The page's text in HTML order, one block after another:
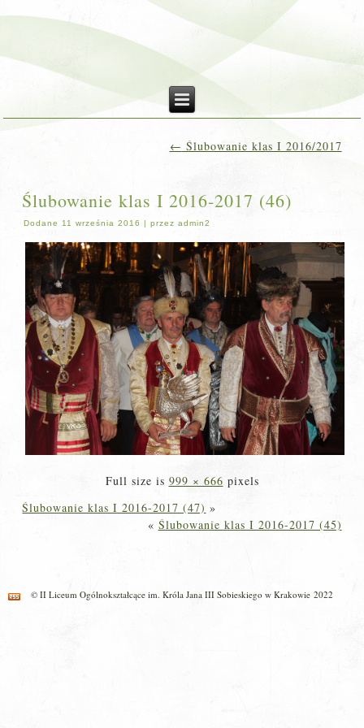
← Ślubowanie klas I 2016/2017
Ślubowanie klas I 2016-2017 (46)
Dodane 11 września 2016 |przez admin2
Full size is 999 × 666 pixels
Ślubowanie klas I 2016-2017 (47) »
« Ślubowanie klas I 2016-2017 (45)
© II Liceum Ogólnokształcące im. Króla Jana III Sobieskiego w Krakowie 2022